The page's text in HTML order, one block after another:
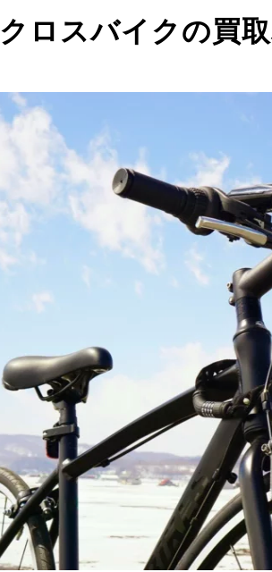
クロスバイクの買